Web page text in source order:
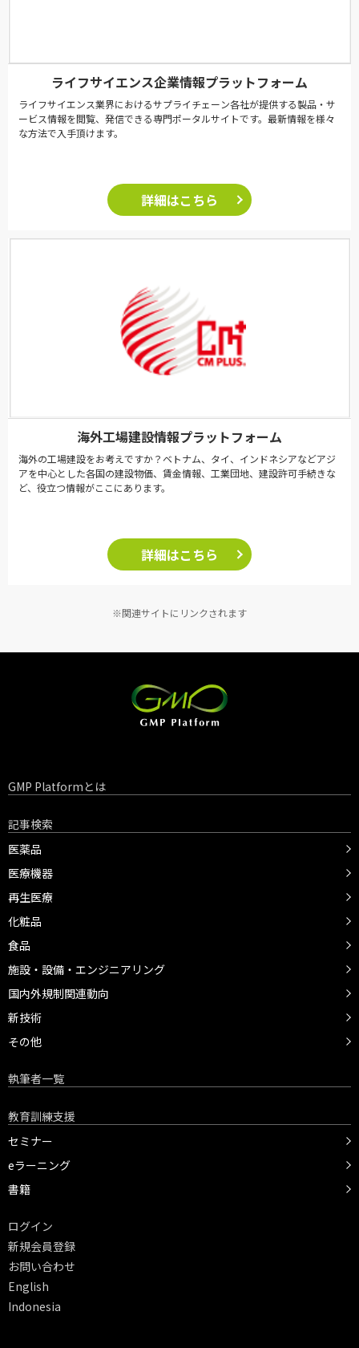
ライフサイエンス企業情報プラットフォーム
ライフサイエンス業界におけるサプライチェーン各社が提供する製品・サ
ービス情報を閲覧、発信できる専門ポータルサイトです。最新情報を様々
な方法で入手頂けます。
詳細はこちら
海外工場建設情報プラットフォーム
海外の工場建設をお考えですか？ベトナム、タイ、インドネシアなどアジ
アを中心とした各国の建設物価、賃金情報、工業団地、建設許可手続きな
ど、役立つ情報がここにあります。
詳細はこちら
※関連サイトにリンクされます
GMP Platformとは
記事検索
医薬品
医療機器
再生医療
化粧品
食品
施設・設備・エンジニアリング
国内外規制関連動向
新技術
その他
執筆者一覧
教育訓練支援
セミナー
eラーニング
書籍
ログイン
新規会員登録
お問い合わせ
English
Indonesia